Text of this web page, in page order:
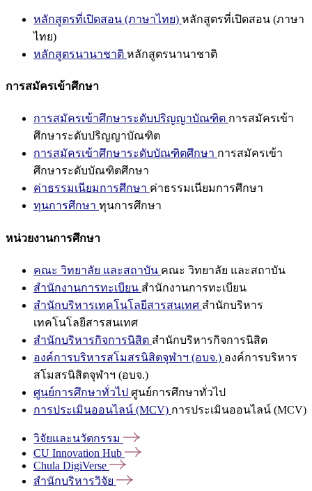
หลักสูตรที่เปิดสอน (ภาษาไทย) หลักสูตรที่เปิดสอน (ภาษา
ไทย)
หลักสูตรนานาชาติ หลักสูตรนานาชาติ
การสมัครเข้าศึกษา
การสมัครเข้าศึกษาระดับปริญญาบัณฑิต การสมัครเข้า
ศึกษาระดับปริญญาบัณฑิต
การสมัครเข้าศึกษาระดับบัณฑิตศึกษา การสมัครเข้า
ศึกษาระดับบัณฑิตศึกษา
ค่าธรรมเนียมการศึกษา ค่าธรรมเนียมการศึกษา
ทุนการศึกษา ทุนการศึกษา
หน่วยงานการศึกษา
คณะ วิทยาลัย และสถาบัน คณะ วิทยาลัย และสถาบัน
สำนักงานการทะเบียน สำนักงานการทะเบียน
สำนักบริหารเทคโนโลยีสารสนเทศ สำนักบริหาร
เทคโนโลยีสารสนเทศ
สำนักบริหารกิจการนิสิต สำนักบริหารกิจการนิสิต
องค์การบริหารสโมสรนิสิตจุฬาฯ (อบจ.) องค์การบริหาร
สโมสรนิสิตจุฬาฯ (อบจ.)
ศูนย์การศึกษาทั่วไป ศูนย์การศึกษาทั่วไป
การประเมินออนไลน์ (MCV) การประเมินออนไลน์ (MCV)
วิจัยและนวัตกรรม
CU Innovation Hub
Chula DigiVerse
สำนักบริหารวิจัย